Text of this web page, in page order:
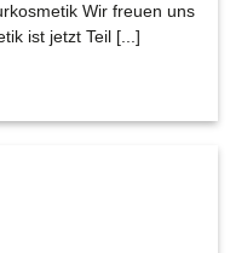
Wir freuen uns
ist jetzt Teil [...]